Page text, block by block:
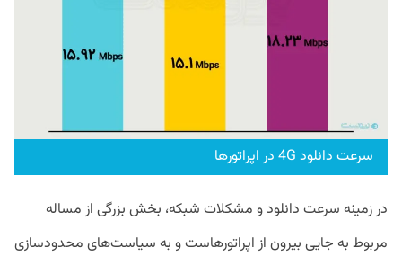
سرعت دانلود 4G در اپراتورها
در زمینه سرعت دانلود و مشکلات شبکه، بخش بزرگی از مساله
مربوط به جایی بیرون از اپراتورهاست و به سیاست‌های محدودسازی